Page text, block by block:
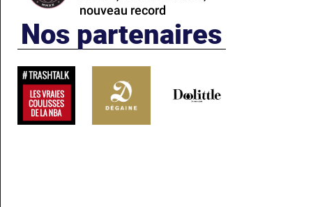
nouveau record
Nos partenaires